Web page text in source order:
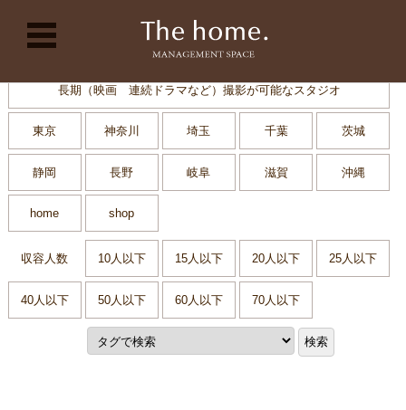
コンテンツに移動
長期（映画 連続ドラマなど）撮影が可能なスタジオ
東京 神奈川 埼玉 千葉 茨城
静岡 長野 岐阜 滋賀 沖縄
home shop
収容人数 10人以下 15人以下 20人以下 25人以下
40人以下 50人以下 60人以下 70人以下